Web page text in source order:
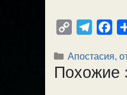
p
y
l
e
c
e
Рубрики
Апостасия,
Похожие